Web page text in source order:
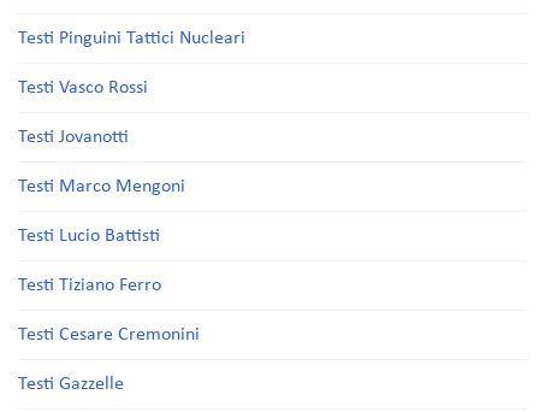
Testi Pinguini Tattici Nucleari
Testi Vasco Rossi
Testi Jovanotti
Testi Marco Mengoni
Testi Lucio Battisti
Testi Tiziano Ferro
Testi Cesare Cremonini
Testi Gazzelle